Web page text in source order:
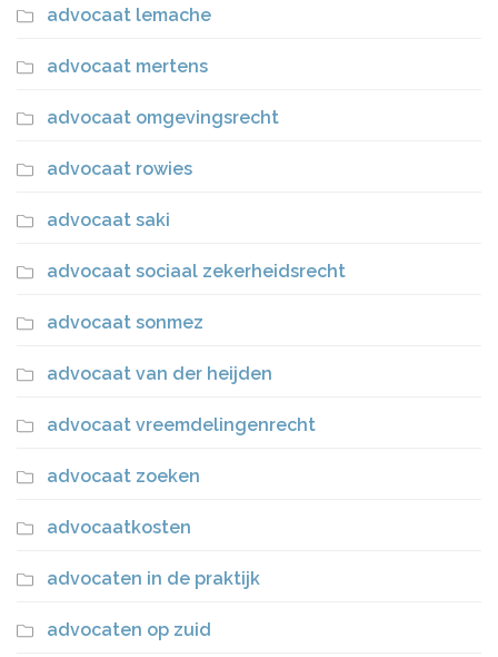
advocaat lemache
advocaat mertens
advocaat omgevingsrecht
advocaat rowies
advocaat saki
advocaat sociaal zekerheidsrecht
advocaat sonmez
advocaat van der heijden
advocaat vreemdelingenrecht
advocaat zoeken
advocaatkosten
advocaten in de praktijk
advocaten op zuid